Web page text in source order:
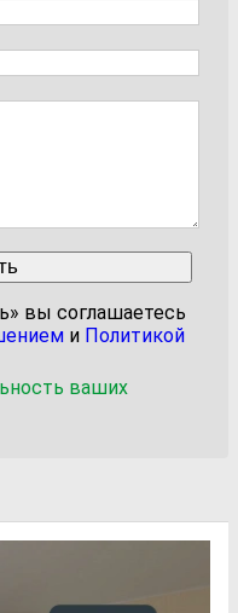
вы соглашаетесь
и Политикой
ваших